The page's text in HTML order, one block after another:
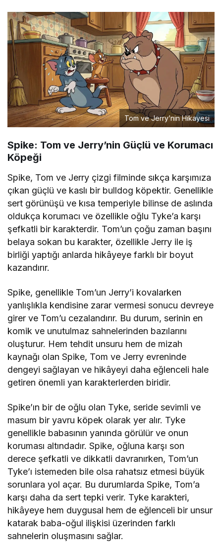
Tom ve Jerry’nin Hikayesi
Spike: Tom ve Jerry’nin Güçlü ve Korumacı
Köpeği
Spike, Tom ve Jerry çizgi filminde sıkça karşımıza
çıkan güçlü ve kaslı bir bulldog köpektir. Genellikle
sert görünüşü ve kısa temperiyle bilinse de aslında
oldukça korumacı ve özellikle oğlu Tyke’a karşı
şefkatli bir karakterdir. Tom’un çoğu zaman başını
belaya sokan bu karakter, özellikle Jerry ile iş
birliği yaptığı anlarda hikâyeye farklı bir boyut
kazandırır.
Spike, genellikle Tom’un Jerry’i kovalarken
yanlışlıkla kendisine zarar vermesi sonucu devreye
girer ve Tom’u cezalandırır. Bu durum, serinin en
komik ve unutulmaz sahnelerinden bazılarını
oluşturur. Hem tehdit unsuru hem de mizah
kaynağı olan Spike, Tom ve Jerry evreninde
dengeyi sağlayan ve hikâyeyi daha eğlenceli hale
getiren önemli yan karakterlerden biridir.
Spike’ın bir de oğlu olan Tyke, seride sevimli ve
masum bir yavru köpek olarak yer alır. Tyke
genellikle babasının yanında görülür ve onun
koruması altındadır. Spike, oğluna karşı son
derece şefkatli ve dikkatli davranırken, Tom’un
Tyke’ı istemeden bile olsa rahatsız etmesi büyük
sorunlara yol açar. Bu durumlarda Spike, Tom’a
karşı daha da sert tepki verir. Tyke karakteri,
hikâyeye hem duygusal hem de eğlenceli bir unsur
katarak baba-oğul ilişkisi üzerinden farklı
sahnelerin oluşmasını sağlar.